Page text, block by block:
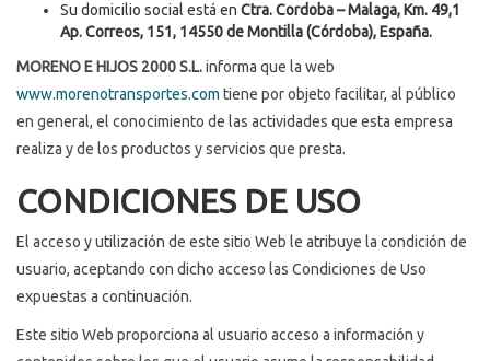
Su domicilio social está en Ctra. Cordoba – Malaga, Km. 49,1
Ap. Correos, 151, 14550 de Montilla (Córdoba), España.
MORENO E HIJOS 2000 S.L.informa que la web
www.morenotransportes.com tiene por objeto facilitar, al público
en general, el conocimiento de las actividades que esta empresa
realiza y de los productos y servicios que presta.
CONDICIONES DE USO
El acceso y utilización de este sitio Web le atribuye la condición de
usuario, aceptando con dicho acceso las Condiciones de Uso
expuestas a continuación.
Este sitio Web proporciona al usuario acceso a información y